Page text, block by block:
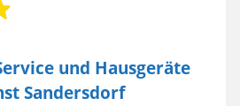
und Hausgeräte
Sandersdorf